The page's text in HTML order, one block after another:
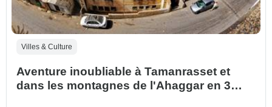
Villes & Culture
Aventure inoubliable à Tamanrasset et
dans les montagnes de l'Ahaggar en 3